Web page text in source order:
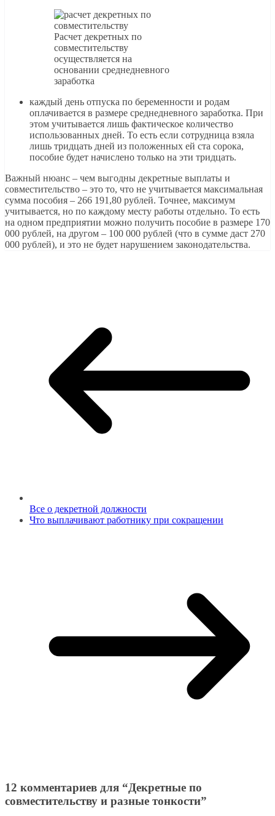
Расчет декретных по
совместительству
осуществляется на
основании среднедневного
заработка
каждый день отпуска по беременности и родам
оплачивается в размере среднедневного заработка. При
этом учитывается лишь фактическое количество
использованных дней. То есть если сотрудница взяла
лишь тридцать дней из положенных ей ста сорока,
пособие будет начислено только на эти тридцать.
Важный нюанс – чем выгодны декретные выплаты и
совместительство – это то, что не учитывается максимальная
сумма пособия – 266 191,80 рублей. Точнее, максимум
учитывается, но по каждому месту работы отдельно. То есть
на одном предприятии можно получить пособие в размере 170
000 рублей, на другом – 100 000 рублей (что в сумме даст 270
000 рублей), и это не будет нарушением законодательства.
Все о декретной должности
Что выплачивают работнику при сокращении
12 комментариев для “Декретные по
совместительству и разные тонкости”